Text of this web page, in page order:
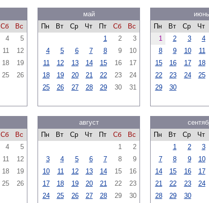
Сб
Вс
4
5
11
12
18
19
25
26
май
Пн
Вт Ср Чт Пт Сб
Вс
1
2
3
4
5 6 7 8 9
10
11
12 13 14 15 16
17
18
19 20 21 22 23
24
25
26 27 28 29 30 31
июнь
Пн
Вт Ср Чт
1
2 3 4
8
9 10 11
15
16 17 18
22
23 24 25
29
30
Сб
Вс
4
5
11
12
18
19
25
26
август
Пн
Вт Ср Чт Пт Сб
Вс
1
2
3
4 5 6 7 8
9
10
11 12 13 14 15
16
17
18 19 20 21 22
23
24
25 26 27 28 29
30
Пн
Вт Ср Чт
1
2 3
7
8 9 10
14
15 16 17
21
22 23 24
28
29 30